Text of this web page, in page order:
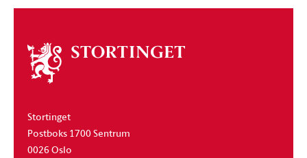
Om
stortinget
Stortinget
Postboks 1700 Sentrum
0026 Oslo